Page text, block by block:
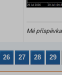
Mé
26 27 28 29